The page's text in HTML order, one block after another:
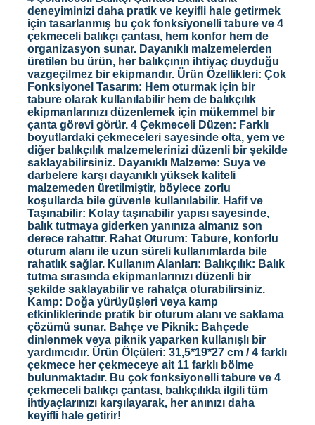
deneyiminizi daha pratik ve keyifli hale getirmek
için tasarlanmış bu çok fonksiyonelli tabure ve 4
çekmeceli balıkçı çantası, hem konfor hem de
organizasyon sunar. Dayanıklı malzemelerden
üretilen bu ürün, her balıkçının ihtiyaç duyduğu
vazgeçilmez bir ekipmandır. Ürün Özellikleri: Çok
Fonksiyonel Tasarım: Hem oturmak için bir
tabure olarak kullanılabilir hem de balıkçılık
ekipmanlarınızı düzenlemek için mükemmel bir
çanta görevi görür. 4 Çekmeceli Düzen: Farklı
boyutlardaki çekmeceleri sayesinde olta, yem ve
diğer balıkçılık malzemelerinizi düzenli bir şekilde
saklayabilirsiniz. Dayanıklı Malzeme: Suya ve
darbelere karşı dayanıklı yüksek kaliteli
malzemeden üretilmiştir, böylece zorlu
koşullarda bile güvenle kullanılabilir. Hafif ve
Taşınabilir: Kolay taşınabilir yapısı sayesinde,
balık tutmaya giderken yanınıza almanız son
derece rahattır. Rahat Oturum: Tabure, konforlu
oturum alanı ile uzun süreli kullanımlarda bile
rahatlık sağlar. Kullanım Alanları: Balıkçılık: Balık
tutma sırasında ekipmanlarınızı düzenli bir
şekilde saklayabilir ve rahatça oturabilirsiniz.
Kamp: Doğa yürüyüşleri veya kamp
etkinliklerinde pratik bir oturum alanı ve saklama
çözümü sunar. Bahçe ve Piknik: Bahçede
dinlenmek veya piknik yaparken kullanışlı bir
yardımcıdır. Ürün Ölçüleri: 31,5*19*27 cm / 4 farklı
çekmece her çekmeceye ait 11 farklı bölme
bulunmaktadır. Bu çok fonksiyonelli tabure ve 4
çekmeceli balıkçı çantası, balıkçılıkla ilgili tüm
ihtiyaçlarınızı karşılayarak, her anınızı daha
keyifli hale getirir!